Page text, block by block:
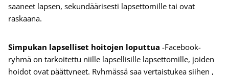
saaneet lapsen, sekundäärisesti lapsettomille tai ovat
raskaana.
Simpukan lapselliset hoitojen loputtua -Facebook-
ryhmä on tarkoitettu niille lapsellisille lapsettomille, joiden
hoidot ovat päättyneet. Ryhmässä saa vertaistukea siihen ,